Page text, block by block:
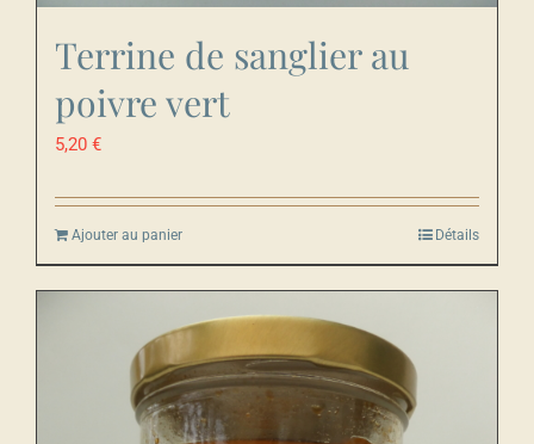
Terrine de sanglier au
poivre vert
5,20 €
Ajouter au panier Détails